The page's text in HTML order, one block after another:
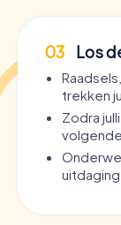
03 Los
trekken
Zodra